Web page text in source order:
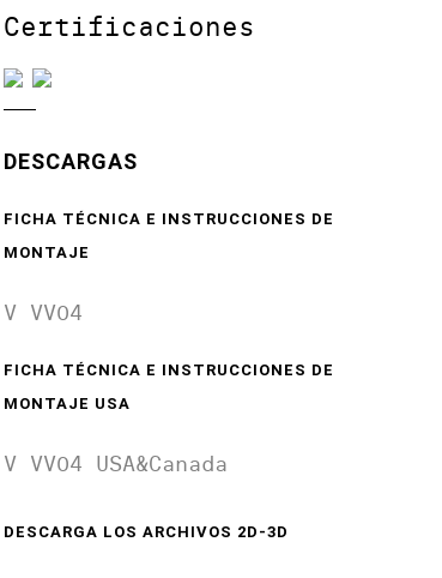
Certificaciones
DESCARGAS
FICHA TÉCNICA E INSTRUCCIONES DE
MONTAJE
V VV04
FICHA TÉCNICA E INSTRUCCIONES DE
MONTAJE USA
V VV04 USA&Canada
DESCARGA LOS ARCHIVOS 2D-3D